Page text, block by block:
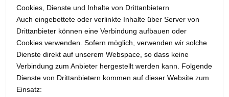
Cookies, Dienste und Inhalte von Drittanbietern
Auch eingebettete oder verlinkte Inhalte über Server von
Drittanbieter können eine Verbindung aufbauen oder
Cookies verwenden. Sofern möglich, verwenden wir solche
Dienste direkt auf unserem Webspace, so dass keine
Verbindung zum Anbieter hergestellt werden kann. Folgende
Dienste von Drittanbietern kommen auf dieser Website zum
Einsatz: